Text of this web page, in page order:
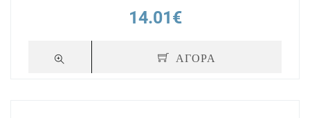
14.01€
ΑΓΟΡΑ